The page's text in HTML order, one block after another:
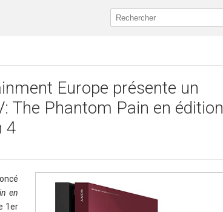
Europe présente un
The Phantom Pain en édition
4
en
1er